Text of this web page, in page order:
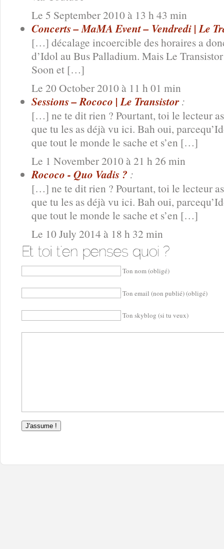
Le 5 September 2010 à 13 h 43 min
Concerts – MaMA Event – Vendredi | Le
[…] décalage incoercible des horaires a
d’Idol au Bus Palladium. Mais Le
Soon et […]
Le 20 October 2010 à 11 h 01 min
Sessions – Rococo | Le Transistor :
[…] ne te dit rien ? Pourtant, toi le lecteur
que tu les as déjà vu ici. Bah oui,
que tout le monde le sache et s’en […]
Le 1 November 2010 à 21 h 26 min
Rococo - Quo Vadis ? :
[…] ne te dit rien ? Pourtant, toi le lecteur
que tu les as déjà vu ici. Bah oui,
que tout le monde le sache et s’en […]
Le 10 July 2014 à 18 h 32 min
Ton nom (obligé)
Ton email (non publié) (obligé)
Ton skyblog (si tu veux)